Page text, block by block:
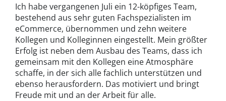
Ich habe vergangenen Juli ein 12-köpfiges Team,
bestehend aus sehr guten Fachspezialisten im
eCommerce, übernommen und zehn weitere
Kollegen und Kolleginnen eingestellt. Mein größter
Erfolg ist neben dem Ausbau des Teams, dass ich
gemeinsam mit den Kollegen eine Atmosphäre
schaffe, in der sich alle fachlich unterstützen und
ebenso herausfordern. Das motiviert und bringt
Freude mit und an der Arbeit für alle.